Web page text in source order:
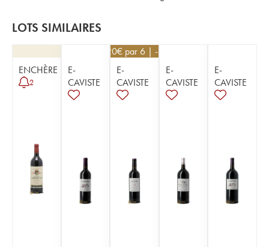
LOTS SIMILAIRES
ENCHÈRE
2
E-
CAVISTE
16,20€ par 6 | -10%
E-
CAVISTE
E-
CAVISTE
E-
CAVISTE